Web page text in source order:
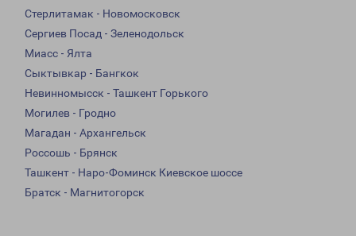
Стерлитамак - Новомосковск
Сергиев Посад - Зеленодольск
Миасс - Ялта
Сыктывкар - Бангкок
Невинномысск - Ташкент Горького
Могилев - Гродно
Магадан - Архангельск
Россошь - Брянск
Ташкент - Наро-Фоминск Киевское шоссе
Братск - Магнитогорск